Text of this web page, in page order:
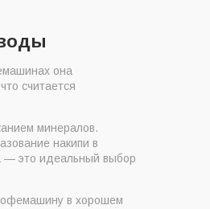
она
считается
минералов.
накипи в
— это идеальный выбор
в хорошем